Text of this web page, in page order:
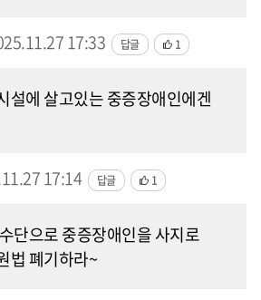
17:33 답글 1
설에 살고있는 중증장애인에겐
17:14 답글 1
단으로 중증장애인을 사지로
법 폐기하라~